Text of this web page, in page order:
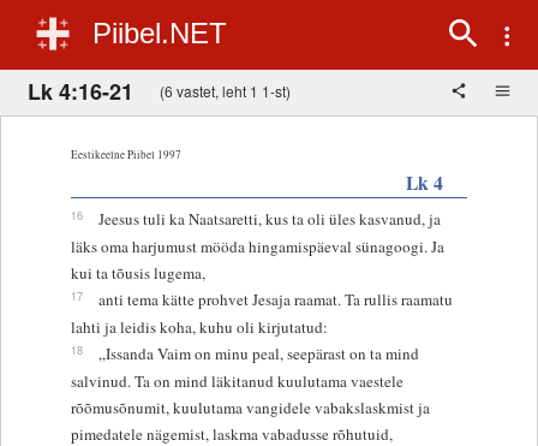
Piibel.NET
Lk 4:16-21 (6 vastet, leht 1 1-st)
Eestikeelne Piibel 1997
Lk 4
16
Jeesus tuli ka Naatsaretti, kus ta oli üles kasvanud, ja
läks oma harjumust mööda hingamispäeval sünagoogi. Ja
kui ta tõusis lugema,
17
anti tema kätte prohvet Jesaja raamat. Ta rullis raamatu
lahti ja leidis koha, kuhu oli kirjutatud:
18
„Issanda Vaim on minu peal, seepärast on ta mind
salvinud. Ta on mind läkitanud kuulutama vaestele
rõõmusõnumit, kuulutama vangidele vabakslaskmist ja
pimedatele nägemist, laskma vabadusse rõhutuid,